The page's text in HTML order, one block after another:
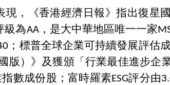
現，《香港經濟日報》指出復星
為AA，是大中華地區唯一一家
40；標普全球企業可持續發展評估
）》及獲頒「行業最佳進步企
數成份股；富時羅素ESG評分由